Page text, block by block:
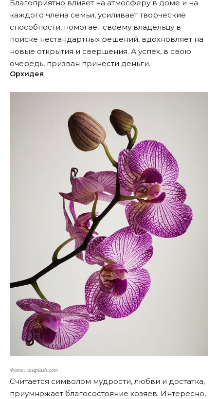
Благоприятно влияет на атмосферу в доме и на
каждого члена семьи, усиливает творческие
способности, помогает своему владельцу в
поиске нестандартных решений, вдохновляет на
новые открытия и свершения. А успех, в свою
очередь, призван принести деньги.
Орхидея
Фото: unsplash.com
Считается символом мудрости, любви и достатка,
приумножает благосостояние хозяев. Интересно,